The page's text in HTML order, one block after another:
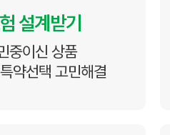
양한 의료비를 보장합니다.
설계받기
중이신 상품
약선택 고민해결